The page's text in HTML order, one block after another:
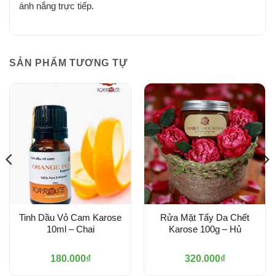
ánh nắng trực tiếp.
SẢN PHẨM TƯƠNG TỰ
Tinh Dầu Vỏ Cam Karose
10ml – Chai
180.000₫
Rửa Mặt Tẩy Da Chết
Karose 100g – Hủ
320.000₫